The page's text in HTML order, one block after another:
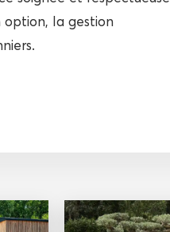
option, la gestion